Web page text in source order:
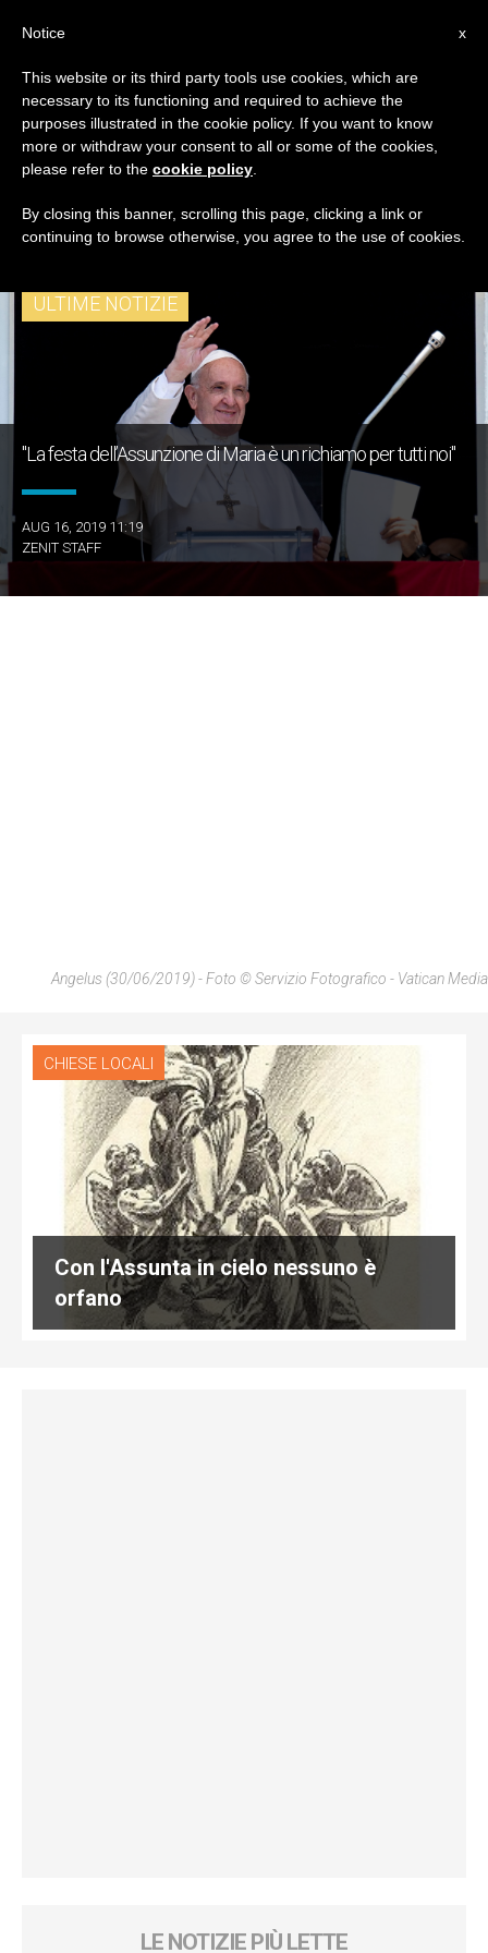
TAG
Posts Tagged
‘Ferragosto’
ULTIME NOTIZIE
"La festa dell’Assunzione di Maria è un richiamo per tutti noi"
AUG 16, 2019 11:19
ZENIT STAFF
Angelus (30/06/2019) - Foto © Servizio Fotografico - Vatican Media
CHIESE LOCALI
Con l'Assunta in cielo nessuno è
orfano
LE NOTIZIE PIÙ LETTE
x
Notice
This website or its third party tools use cookies, which are
necessary to its functioning and required to achieve the
purposes illustrated in the cookie policy. If you want to know
more or withdraw your consent to all or some of the cookies,
please refer to the cookie policy
By closing this banner, scrolling this page, clicking a link or
continuing to browse otherwise, you agree to the use of cookies.